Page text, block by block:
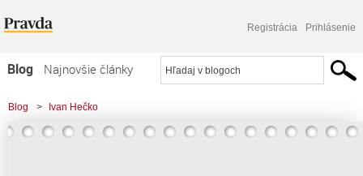
Registrácia Prihlásenie
Blog
Najnovšie články
Najčítanejšie články
Najkomentovanejšie články
Blog > Ivan Hečko